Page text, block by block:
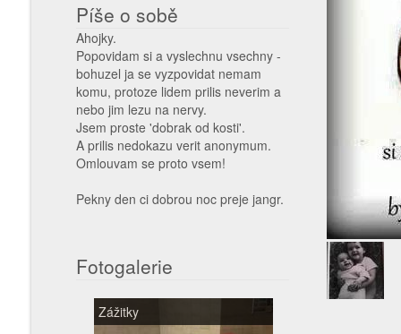
Píše o sobě
Ahojky.
Popovidam si a vyslechnu vsechny -
bohuzel ja se vyzpovidat nemam
komu, protoze lidem prilis neverim a
nebo jim lezu na nervy.
Jsem proste 'dobrak od kosti'.
A prilis nedokazu verit anonymum.
Omlouvam se proto vsem!
Pekny den ci dobrou noc preje jangr.
Fotogalerie
Zážitky